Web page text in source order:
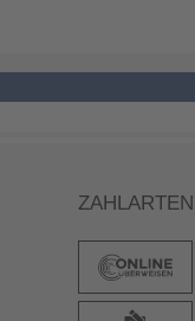
ZAHLARTEN